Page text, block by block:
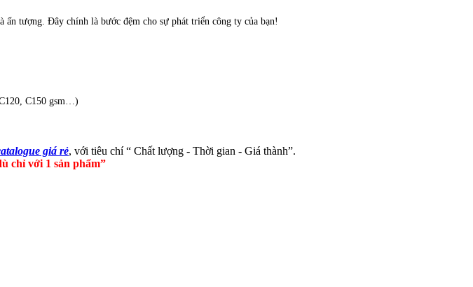
ấn tượng. Đây chính là bước đệm cho sự phát triển công ty của bạn!
C150 gsm…)
talogue giá rẻ, với tiêu chí “ Chất lượng - Thời gian - Giá thành”.
chỉ với 1 sản phẩm”